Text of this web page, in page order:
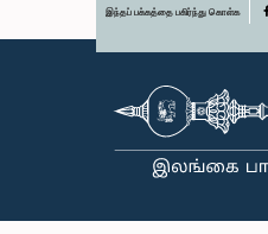
இந்தப் பக்கத்தை பகிர்ந்து கொள்க